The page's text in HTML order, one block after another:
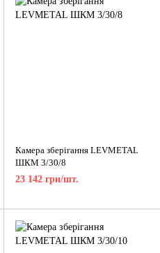
Камера зберігання LEVMETAL
ШКМ 3/30/8
23 142 грн/шт.